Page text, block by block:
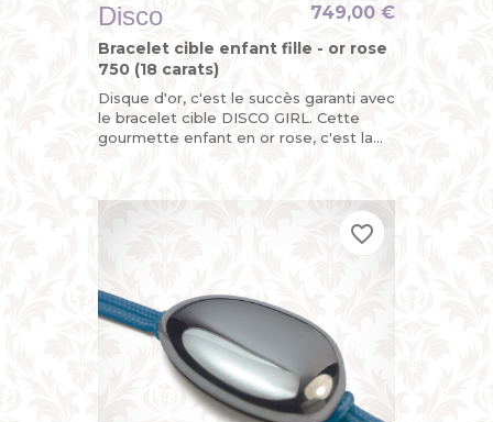
Disco
Bracelet cible enfant fille - or rose
750 (18 carats)
Disque d'or, c'est le succès garanti avec
le bracelet cible DISCO GIRL. Cette
gourmette enfant en or rose, c'est la
749,00 €
favorite_border
favorite_border
favorite_border